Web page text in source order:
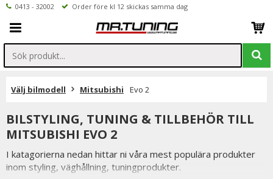
0413 - 32002 Order före kl 12 skickas samma dag
Välj bilmodell Mitsubishi Evo 2
BILSTYLING, TUNING & TILLBEHÖR TILL
MITSUBISHI EVO 2
I katagorierna nedan hittar ni våra mest populära produkter
inom styling, väghållning, tuningprodukter.